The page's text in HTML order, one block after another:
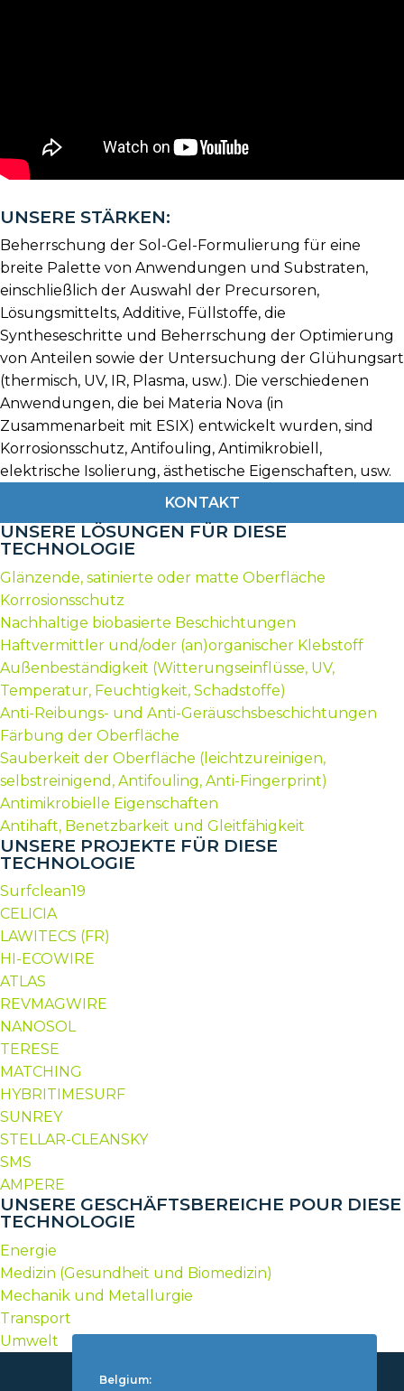
UNSERE STÄRKEN:
Beherrschung der Sol-Gel-Formulierung für eine
breite Palette von Anwendungen und Substraten,
einschließlich der Auswahl der Precursoren,
Lösungsmittelts, Additive, Füllstoffe, die
Syntheseschritte und Beherrschung der Optimierung
von Anteilen sowie der Untersuchung der Glühungsart
(thermisch, UV, IR, Plasma, usw.). Die verschiedenen
Anwendungen, die bei Materia Nova (in
Zusammenarbeit mit ESIX) entwickelt wurden, sind
Korrosionsschutz, Antifouling, Antimikrobiell,
elektrische Isolierung, ästhetische Eigenschaften, usw.
KONTAKT
UNSERE LÖSUNGEN FÜR DIESE
TECHNOLOGIE
Glänzende, satinierte oder matte Oberfläche
Korrosionsschutz
Nachhaltige biobasierte Beschichtungen
Haftvermittler und/oder (an)organischer Klebstoff
Außenbeständigkeit (Witterungseinflüsse, UV,
Temperatur, Feuchtigkeit, Schadstoffe)
Anti-Reibungs- und Anti-Geräuschsbeschichtungen
Färbung der Oberfläche
Sauberkeit der Oberfläche (leichtzureinigen,
selbstreinigend, Antifouling, Anti-Fingerprint)
Antimikrobielle Eigenschaften
Antihaft, Benetzbarkeit und Gleitfähigkeit
UNSERE PROJEKTE FÜR DIESE
TECHNOLOGIE
Surfclean19
CELICIA
LAWITECS (FR)
HI-ECOWIRE
ATLAS
REVMAGWIRE
NANOSOL
TERESE
MATCHING
HYBRITIMESURF
SUNREY
STELLAR-CLEANSKY
SMS
AMPERE
UNSERE GESCHÄFTSBEREICHE POUR DIESE
TECHNOLOGIE
Energie
Medizin (Gesundheit und Biomedizin)
Mechanik und Metallurgie
Transport
Umwelt
Belgium: